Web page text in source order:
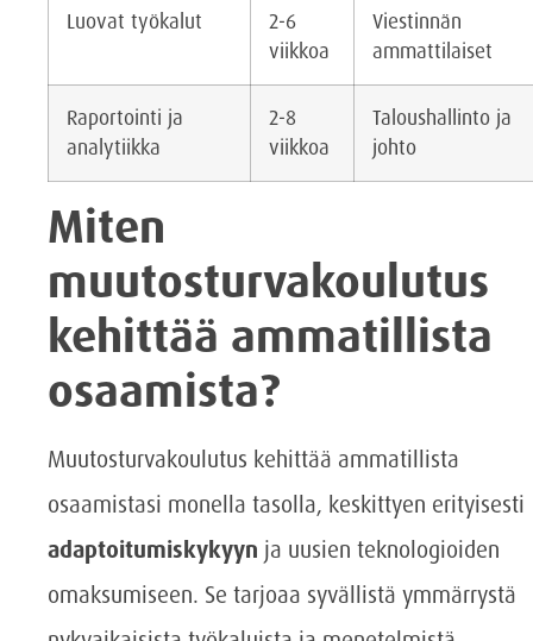
Luovat työkalut
2-6
viikkoa
Viestinnän
ammattilaiset
Raportointi ja
analytiikka
2-8
viikkoa
Taloushallinto ja
johto
Miten
muutosturvakoulutus
kehittää ammatillista
osaamista?
Muutosturvakoulutus kehittää ammatillista
osaamistasi monella tasolla, keskittyen erityisesti
adaptoitumiskykyyn ja uusien teknologioiden
omaksumiseen. Se tarjoaa syvällistä ymmärrystä